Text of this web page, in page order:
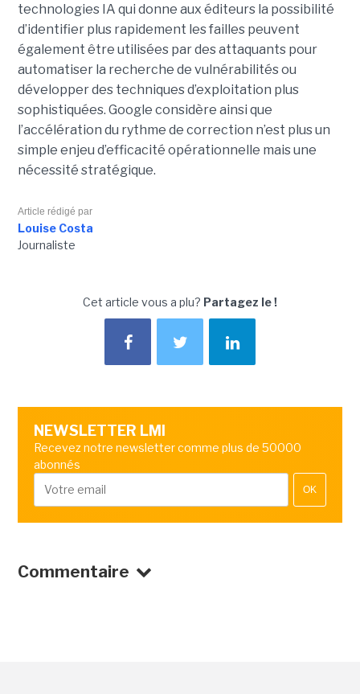
technologies IA qui donne aux éditeurs la possibilité
d’identifier plus rapidement les failles peuvent
également être utilisées par des attaquants pour
automatiser la recherche de vulnérabilités ou
développer des techniques d’exploitation plus
sophistiquées. Google considère ainsi que
l’accélération du rythme de correction n’est plus un
simple enjeu d’efficacité opérationnelle mais une
nécessité stratégique.
Article rédigé par
Louise Costa
Journaliste
Cet article vous a plu? Partagez le !
NEWSLETTER LMI
Recevez notre newsletter comme plus de 50000
abonnés
OK
Commentaire